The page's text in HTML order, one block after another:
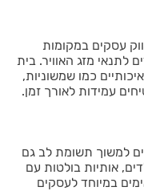
עסקים במקומות
לתנאי מזג האוויר. בית
כמו שמשוניות,
למשוך תשומת לב גם
אותיות בולטות עם
במיוחד לעסקים